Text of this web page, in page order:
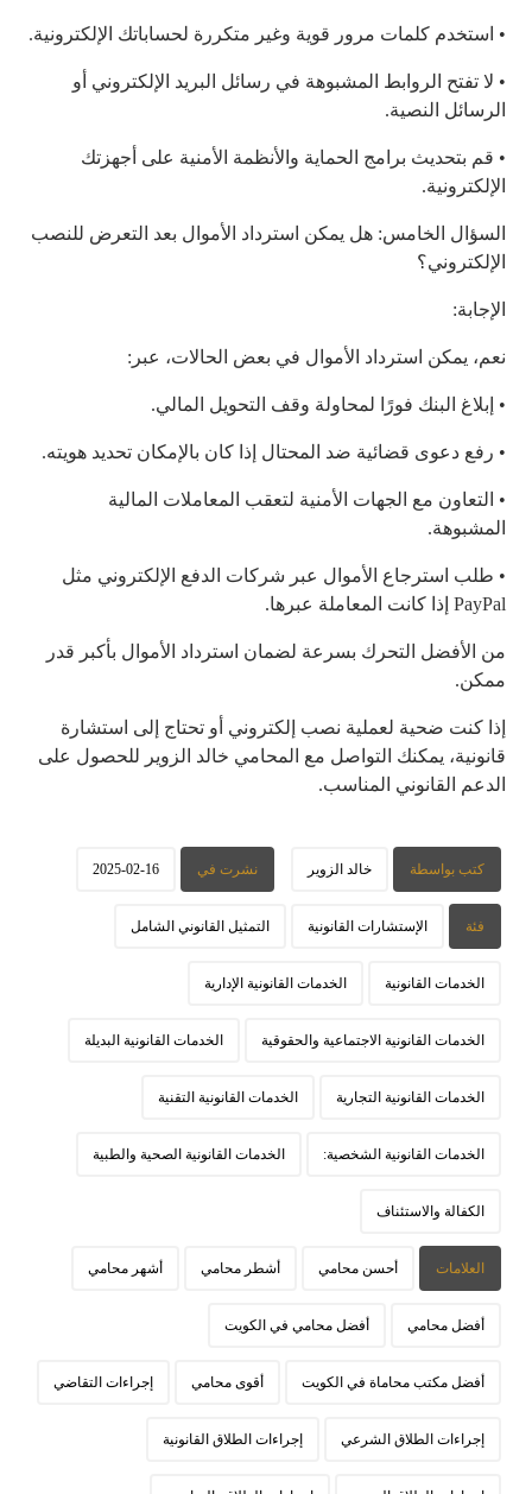
• استخدم كلمات مرور قوية وغير متكررة لحساباتك الإلكترونية.
• لا تفتح الروابط المشبوهة في رسائل البريد الإلكتروني أو
الرسائل النصية.
• قم بتحديث برامج الحماية والأنظمة الأمنية على أجهزتك
الإلكترونية.
السؤال الخامس: هل يمكن استرداد الأموال بعد التعرض للنصب
الإلكتروني؟
الإجابة:
نعم، يمكن استرداد الأموال في بعض الحالات، عبر:
• إبلاغ البنك فورًا لمحاولة وقف التحويل المالي.
• رفع دعوى قضائية ضد المحتال إذا كان بالإمكان تحديد هويته.
• التعاون مع الجهات الأمنية لتعقب المعاملات المالية
المشبوهة.
• طلب استرجاع الأموال عبر شركات الدفع الإلكتروني مثل
PayPal إذا كانت المعاملة عبرها.
من الأفضل التحرك بسرعة لضمان استرداد الأموال بأكبر قدر
ممكن.
إذا كنت ضحية لعملية نصب إلكتروني أو تحتاج إلى استشارة
قانونية، يمكنك التواصل مع المحامي خالد الزوير للحصول على
الدعم القانوني المناسب.
كتب بواسطة خالد الزوير نشرت في 2025-02-16
فئة الإستشارات القانونية التمثيل القانوني الشامل
الخدمات القانونية الخدمات القانونية الإدارية
الخدمات القانونية الاجتماعية والحقوقية الخدمات القانونية البديلة
الخدمات القانونية التجارية الخدمات القانونية التقنية
الخدمات القانونية الشخصية: الخدمات القانونية الصحية والطبية
الكفالة والاستئناف
العلامات أحسن محامي أشطر محامي أشهر محامي
أفضل محامي أفضل محامي في الكويت
أفضل مكتب محاماة في الكويت أقوى محامي إجراءات التقاضي
إجراءات الطلاق الشرعي إجراءات الطلاق القانونية